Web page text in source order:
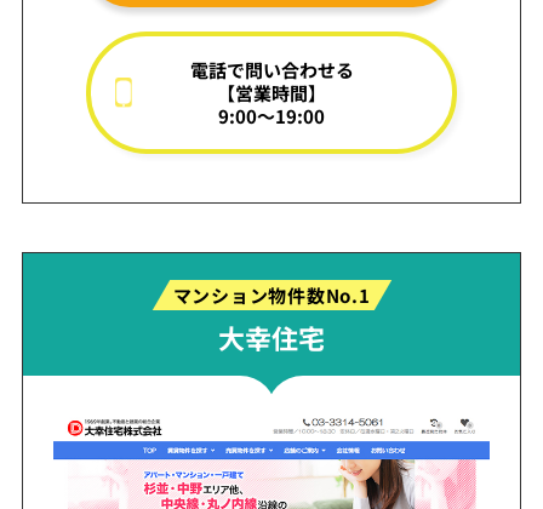
電話で問い合わせる
【営業時間】
9:00～19:00
マンション物件数No.1
大幸住宅